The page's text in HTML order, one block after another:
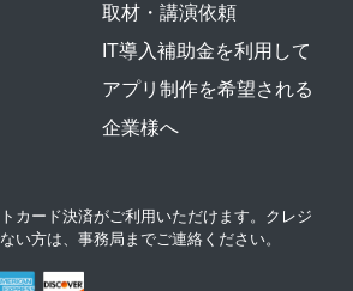
取材・講演依頼
IT導入補助金を利用して
アプリ制作を希望される
企業様へ
カード決済がご利用いただけます。クレジ
い方は、事務局までご連絡ください。